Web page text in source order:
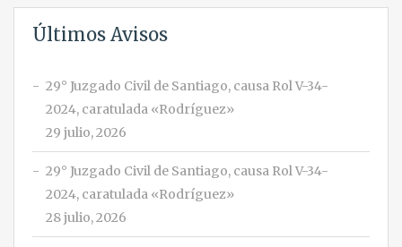
Últimos Avisos
29° Juzgado Civil de Santiago, causa Rol V-34-
2024, caratulada «Rodríguez»
29 julio, 2026
29° Juzgado Civil de Santiago, causa Rol V-34-
2024, caratulada «Rodríguez»
28 julio, 2026